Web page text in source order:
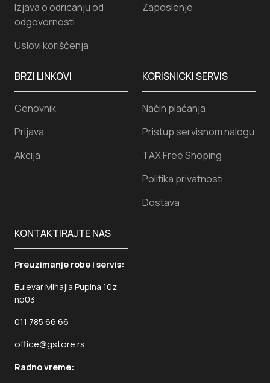
KORISNICKI SERVIS
Način plaćanja
Pristup servisnom nalogu
TAX Free Shoping
Politika privatnosti
Dostava
Izjava o odricanju od
odgovornosti
Uslovi koriščenja
KONTAKTIRAJTE NAS
Preuzimanje robe i servis:
Bulevar Mihajla Pupina 10z
np03
011 785 66 66
office@gstore.rs
Radno vreme:
Zaposlenje
BRZI LINKOVI
Cenovnik
Prijava
Akcija